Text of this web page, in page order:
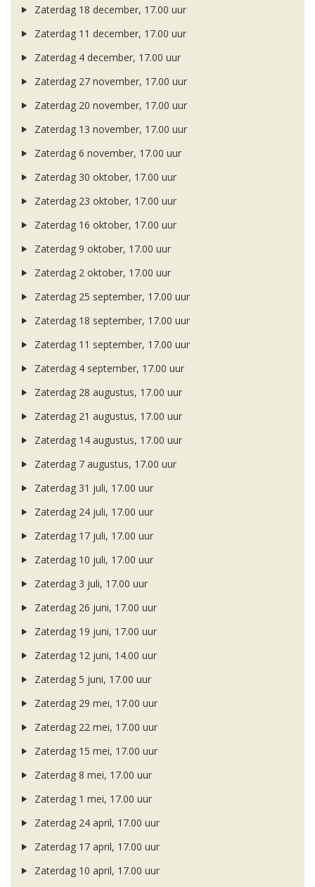
Zaterdag 18 december, 17.00 uur
Zaterdag 11 december, 17.00 uur
Zaterdag 4 december, 17.00 uur
Zaterdag 27 november, 17.00 uur
Zaterdag 20 november, 17.00 uur
Zaterdag 13 november, 17.00 uur
Zaterdag 6 november, 17.00 uur
Zaterdag 30 oktober, 17.00 uur
Zaterdag 23 oktober, 17.00 uur
Zaterdag 16 oktober, 17.00 uur
Zaterdag 9 oktober, 17.00 uur
Zaterdag 2 oktober, 17.00 uur
Zaterdag 25 september, 17.00 uur
Zaterdag 18 september, 17.00 uur
Zaterdag 11 september, 17.00 uur
Zaterdag 4 september, 17.00 uur
Zaterdag 28 augustus, 17.00 uur
Zaterdag 21 augustus, 17.00 uur
Zaterdag 14 augustus, 17.00 uur
Zaterdag 7 augustus, 17.00 uur
Zaterdag 31 juli, 17.00 uur
Zaterdag 24 juli, 17.00 uur
Zaterdag 17 juli, 17.00 uur
Zaterdag 10 juli, 17.00 uur
Zaterdag 3 juli, 17.00 uur
Zaterdag 26 juni, 17.00 uur
Zaterdag 19 juni, 17.00 uur
Zaterdag 12 juni, 14.00 uur
Zaterdag 5 juni, 17.00 uur
Zaterdag 29 mei, 17.00 uur
Zaterdag 22 mei, 17.00 uur
Zaterdag 15 mei, 17.00 uur
Zaterdag 8 mei, 17.00 uur
Zaterdag 1 mei, 17.00 uur
Zaterdag 24 april, 17.00 uur
Zaterdag 17 april, 17.00 uur
Zaterdag 10 april, 17.00 uur